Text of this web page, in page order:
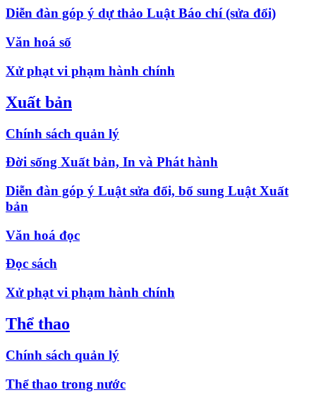
Diễn đàn góp ý dự thảo Luật Báo chí (sửa đổi)
Văn hoá số
Xử phạt vi phạm hành chính
Xuất bản
Chính sách quản lý
Đời sống Xuất bản, In và Phát hành
Diễn đàn góp ý Luật sửa đổi, bổ sung Luật Xuất
bản
Văn hoá đọc
Đọc sách
Xử phạt vi phạm hành chính
Thể thao
Chính sách quản lý
Thể thao trong nước